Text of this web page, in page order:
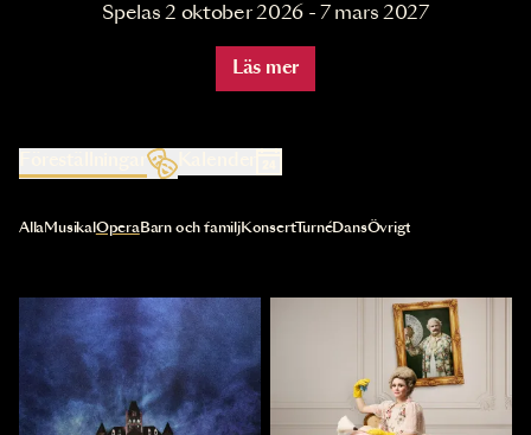
Spelas 2 oktober 2026 - 7 mars 2027
Läs mer
Kalender
Val av kategori uppdaterar innehållet automatiskt
AllaMusikal OperaBarn och familjKonsertTurnéDansÖvrigt